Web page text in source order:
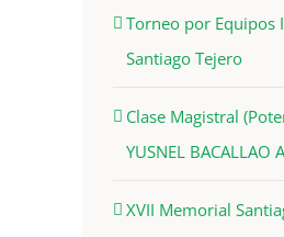
Torneo por Equipos
Santiago Tejero
Clase Magistral
YUSNEL BACALLAO
XVII Memorial